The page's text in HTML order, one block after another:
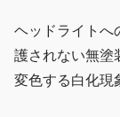
ヘッドライトへ
護されない無塗
変色する白化現